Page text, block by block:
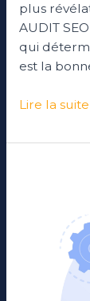
plus
AUDIT
qui
est la
Lire la suite
Comment
choisir ?